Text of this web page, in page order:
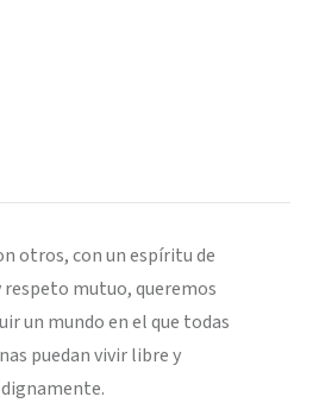
otros, con un espíritu de
respeto mutuo, queremos
un mundo en el que todas
puedan vivir libre y
dignamente.